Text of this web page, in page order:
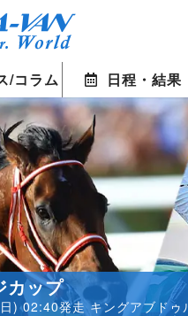
/コラム 日程・結果
カップ
) 02:40発走 キングアブドゥ